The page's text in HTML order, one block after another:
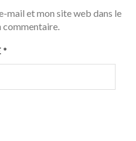
mail et mon site web dans le
commentaire.
*